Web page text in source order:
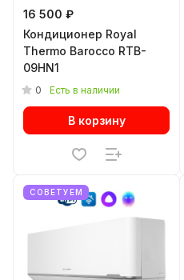
16 500 ₽
Кондиционер Royal
Thermo Barocco RTB-
09HN1
0 Есть в наличии
В корзину
СОВЕТУЕМ